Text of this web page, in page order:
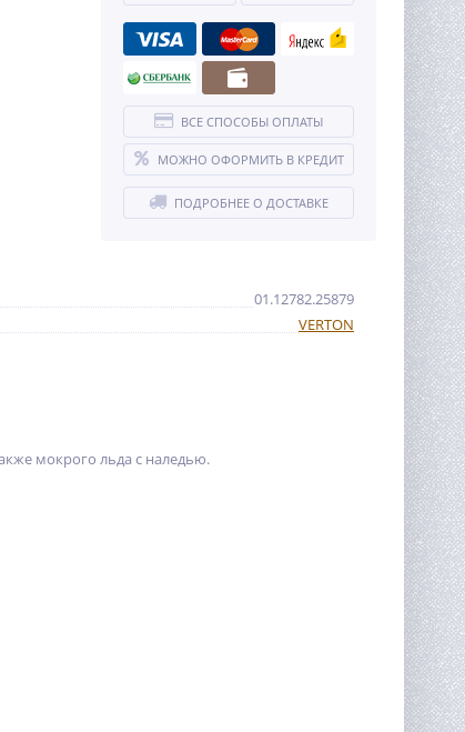
ВСЕ СПОСОБЫ ОПЛАТЫ
МОЖНО ОФОРМИТЬ В КРЕДИТ
ПОДРОБНЕЕ О ДОСТАВКЕ
01.12782.25879
VERTON
мокрого льда с наледью.